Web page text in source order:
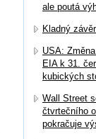
ale poutá
Kladný
USA:
EIA k 31.
kubických
Wall Street
čtvrtečního
pokračuje